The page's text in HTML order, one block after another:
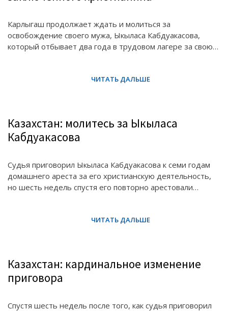
Карлыгаш продолжает ждать и молиться за
освобождение своего мужа, Ыкыласа Кабдуакасова,
который отбывает два года в трудовом лагере за свою…
Казахстан: молитесь за Ыкыласа
Кабдуакасова
Судья приговорил Ыкыласа Кабдуакасова к семи годам
домашнего ареста за его христианскую деятельность,
но шесть недель спустя его повторно арестовали…
Казахстан: кардинальное изменение
приговора
Спустя шесть недель после того, как судья приговорил